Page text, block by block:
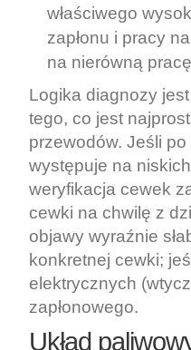
właściwego
zapłonu i pracy
na nierówną
Logika diagnozy
tego, co jest
przewodów. Jeśli
występuje na
weryfikacja cewek
cewki na chwilę z
objawy wyraźnie
konkretnej cewki;
elektrycznych
zapłonowego.
Układ